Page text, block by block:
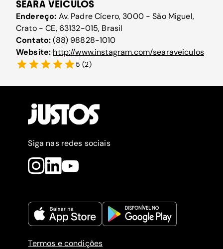
SEARA VEÍCULOS
Endereço: Av. Padre Cícero, 3000 - São Miguel,
Crato - CE, 63132-015, Brasil
Contato:(88) 98828-1010
Website: http://www.instagram.com/searaveiculos
5 (2)
Siga nas redes sociais
Termos e condições